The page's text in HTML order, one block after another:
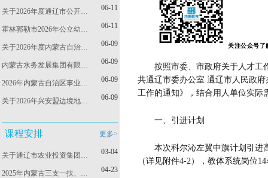
06-11
关于2026年度通辽市公开…
06-11
霍林郭勒市2026年公立幼…
06-09
关于2026年度内蒙古自治…
06-09
内蒙古水务发展集团有限…
06-09
2026年内蒙古自治区事业…
06-09
关于2026年兴安盟边境地…
课程安排 更多>
03-04
关于通辽市农业投资集团…
04-23
2025年内蒙古三支一扶、…
关注公众号了
按照市委、市政府关于人才工
共通辽市委办公室 通辽市人民政
工作的通知》 ， 结合用人单位实际
一、 引进计划
本次科尔沁左翼中旗计划引进
（详见附件4-2），教体系统岗位14